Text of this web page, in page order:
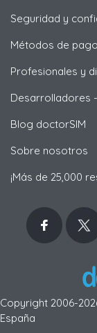
Seguridad y
Métodos de
Profesionales y
Desarrolladores
Blog doctorSIM
Sobre nosotros
¡Más de 25,000
Copyright 2006-
España